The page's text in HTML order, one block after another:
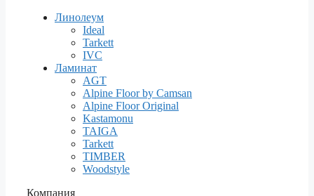
Линолеум
Ideal
Tarkett
IVC
Ламинат
AGT
Alpine Floor by Camsan
Alpine Floor Original
Kastamonu
TAIGA
Tarkett
TIMBER
Woodstyle
Компания